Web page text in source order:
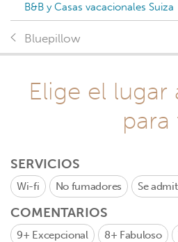
B&B y Casas vacacionales Suiza
Bluepillow
Elige el lugar
para
SERVICIOS
Wi-fi No fumadores Se
COMENTARIOS
9+ Excepcional 8+ Fabuloso